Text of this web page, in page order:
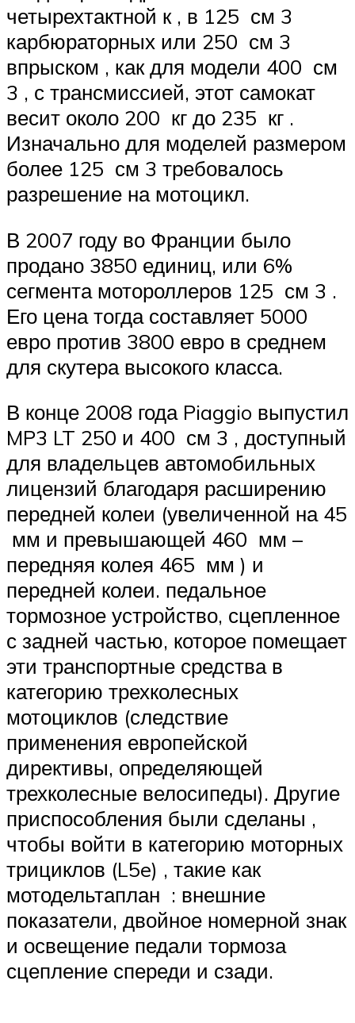
четырехтактной к , в 125 см 3
карбюраторных или 250 см 3
впрыском , как для модели 400 см
3 , с трансмиссией, этот самокат
весит около 200 кг до 235 кг .
Изначально для моделей размером
более 125 см 3 требовалось
разрешение на мотоцикл.
В 2007 году во Франции было
продано 3850 единиц, или 6%
сегмента мотороллеров 125 см 3 .
Его цена тогда составляет 5000
евро против 3800 евро в среднем
для скутера высокого класса.
В конце 2008 года Piaggio выпустил
MP3 LT 250 и 400 см 3 , доступный
для владельцев автомобильных
лицензий благодаря расширению
передней колеи (увеличенной на 45
мм и превышающей 460 мм –
передняя колея 465 мм ) и
передней колеи. педальное
тормозное устройство, сцепленное
с задней частью, которое помещает
эти транспортные средства в
категорию трехколесных
мотоциклов (следствие
применения европейской
директивы, определяющей
трехколесные велосипеды). Другие
приспособления были сделаны ,
чтобы войти в категорию моторных
трициклов (L5e) , такие как
мотодельтаплан : внешние
показатели, двойное номерной знак
и освещение педали тормоза
сцепление спереди и сзади.